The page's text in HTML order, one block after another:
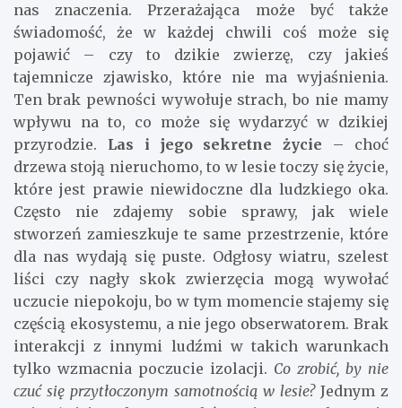
nas znaczenia. Przerażająca może być także
świadomość, że w każdej chwili coś może się
pojawić – czy to dzikie zwierzę, czy jakieś
tajemnicze zjawisko, które nie ma wyjaśnienia.
Ten brak pewności wywołuje strach, bo nie mamy
wpływu na to, co może się wydarzyć w dzikiej
przyrodzie. Las i jego sekretne życie – choć
drzewa stoją nieruchomo, to w lesie toczy się życie,
które jest prawie niewidoczne dla ludzkiego oka.
Często nie zdajemy sobie sprawy, jak wiele
stworzeń zamieszkuje te same przestrzenie, które
dla nas wydają się puste. Odgłosy wiatru, szelest
liści czy nagły skok zwierzęcia mogą wywołać
uczucie niepokoju, bo w tym momencie stajemy się
częścią ekosystemu, a nie jego obserwatorem. Brak
interakcji z innymi ludźmi w takich warunkach
tylko wzmacnia poczucie izolacji. Co zrobić, by nie
czuć się przytłoczonym samotnością w lesie?Jednym z